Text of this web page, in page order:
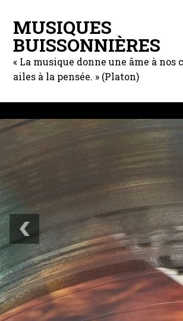
MUSIQUES
BUISSONNIÈRES
« La musique donne une âme à nos
ailes à la pensée. » (Platon)